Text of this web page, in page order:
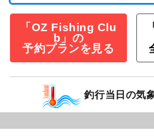
「OZ Fishing Clu
b」の
予約プランを見る
釣行当日の気